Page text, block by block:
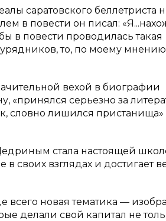
саратовского беллетриста
в повести он писал:
в повести проводилась такая
то, по моему
вехой в биографии
«принялся серьезно за
словно лишился пристанища»
стала настоящей
в своих взглядах и достигает
всего новая тематика —
делали свой капитал не